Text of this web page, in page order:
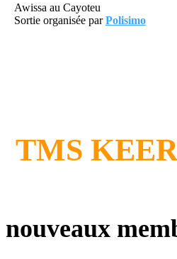
Awissa au Cayoteu
Sortie organisée parPolisimo
TMS
nouveaux